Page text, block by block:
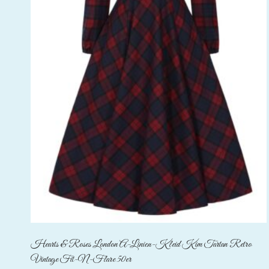
Hearts & Roses London A-Linien-Kleid Kim Tartan Retro
Vintage Fit-N-Flare 50er